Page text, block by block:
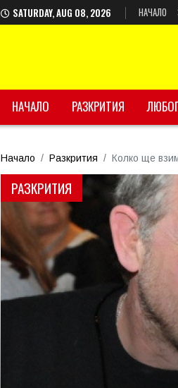
SATURDAY, AUG 08, 2026 НАЧАЛО
НАЧАЛО РАЗКРИТИЯ
Начало Разкрития Колко ще
РАЗКРИТИЯ